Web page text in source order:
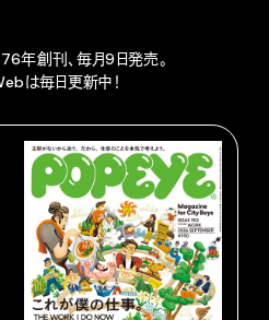
年創刊、毎月9日発売。
は毎日更新中！